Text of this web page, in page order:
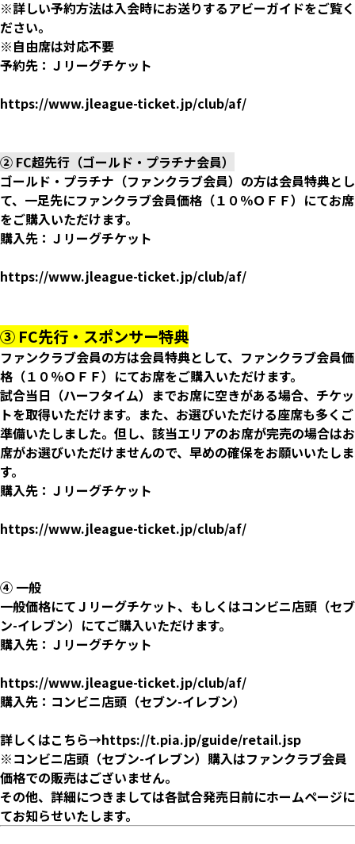
※詳しい予約方法は入会時にお送りするアビーガイドをご覧く
ださい。
※自由席は対応不要
予約先：Ｊリーグチケット
https://www.jleague-ticket.jp/club/af/
② FC超先行（ゴールド・プラチナ会員）
ゴールド・プラチナ（ファンクラブ会員）の方は会員特典とし
て、一足先にファンクラブ会員価格（１０％ＯＦＦ）にてお席
をご購入いただけます。
購入先：Ｊリーグチケット
https://www.jleague-ticket.jp/club/af/
③ FC先行・スポンサー特典
ファンクラブ会員の方は会員特典として、ファンクラブ会員価
格（１０％ＯＦＦ）にてお席をご購入いただけます。
試合当日（ハーフタイム）までお席に空きがある場合、チケッ
トを取得いただけます。また、お選びいただける座席も多くご
準備いたしました。但し、該当エリアのお席が完売の場合はお
席がお選びいただけませんので、早めの確保をお願いいたしま
す。
購入先：Ｊリーグチケット
https://www.jleague-ticket.jp/club/af/
④ 一般
一般価格にてＪリーグチケット、もしくはコンビニ店頭（セブ
ン-イレブン）にてご購入いただけます。
購入先：Ｊリーグチケット
https://www.jleague-ticket.jp/club/af/
購入先：コンビニ店頭（セブン-イレブン）
詳しくはこちら→https://t.pia.jp/guide/retail.jsp
※コンビニ店頭（セブン-イレブン）購入はファンクラブ会員
価格での販売はございません。
その他、詳細につきましては各試合発売日前にホームページに
てお知らせいたします。